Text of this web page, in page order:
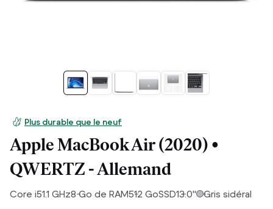
Plus durable que le neuf
Apple MacBook Air (2020) •
QWERTZ - Allemand
Core i51.1 GHz8Go de RAM512 GoSSD13.0" Gris sidéral